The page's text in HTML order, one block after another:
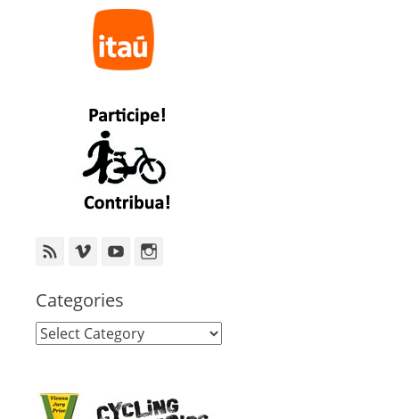
Feed VimeoYouTube
Categories
Categories